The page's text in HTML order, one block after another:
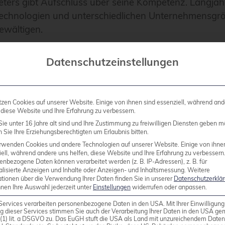
und unterschiedlichen
bei der Auswahl von
Fokussierung auf Kosten
. Billige
unzureichend ist. Längere Ausfallzeiten und
Support-Vertrag.
die technische Kompetenz gründlich zu prüfen.
die praktische Problemlösungsfähigkeit aus.
an.
Datenschutzeinstellungen
Cookies auf unserer Website. Einige von ihnen sind essenziell, während
Website und Ihre Erfahrung zu verbessern.
unter 16 Jahre alt sind und Ihre Zustimmung zu freiwilligen Diensten geben
Sie Ihre Erziehungsberechtigten um Erlaubnis bitten.
Cookies und andere Technologien auf unserer Website. Einige von
während andere uns helfen, diese Website und Ihre Erfahrung zu verbessern.
Daten können verarbeitet werden (z. B. IP-Adressen), z. B. für
Anzeigen und Inhalte oder Anzeigen- und Inhaltsmessung. Weitere
über die Verwendung Ihrer Daten finden Sie in unserer
Ihre Auswahl jederzeit unter Einstellungen widerrufen oder anpassen.
verarbeiten personenbezogene Daten in den USA. Mit Ihrer
dieser Services stimmen Sie auch der Verarbeitung Ihrer Daten in den USA
lit. a DSGVO zu. Das EuGH stuft die USA als Land mit unzureichendem